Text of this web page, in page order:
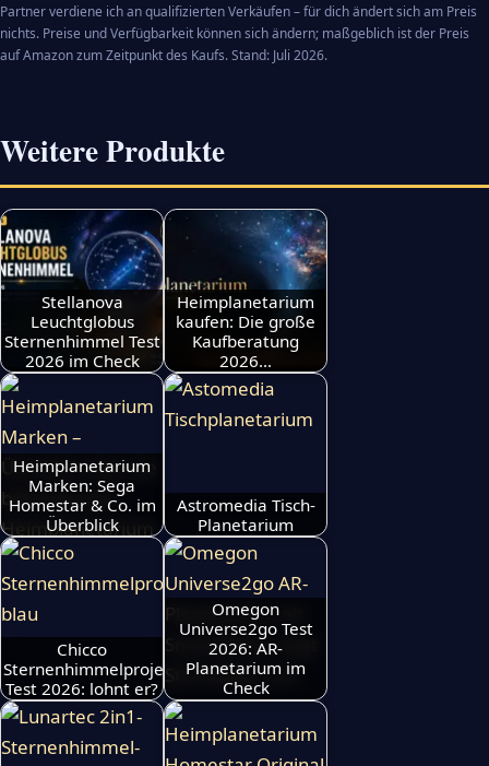
Partner verdiene ich an qualifizierten Verkäufen – für dich ändert sich am Preis
nichts. Preise und Verfügbarkeit können sich ändern; maßgeblich ist der Preis
auf Amazon zum Zeitpunkt des Kaufs. Stand: Juli 2026.
Weitere Produkte
Stellanova
Leuchtglobus
Sternenhimmel Test
2026 im Check
Heimplanetarium
kaufen: Die große
Kaufberatung
2026…
Heimplanetarium
Marken: Sega
Homestar & Co. im
Überblick
Astromedia Tisch-
Planetarium
Chicco
Sternenhimmelprojektor
Test 2026: lohnt er?
Omegon
Universe2go Test
2026: AR-
Planetarium im
Check